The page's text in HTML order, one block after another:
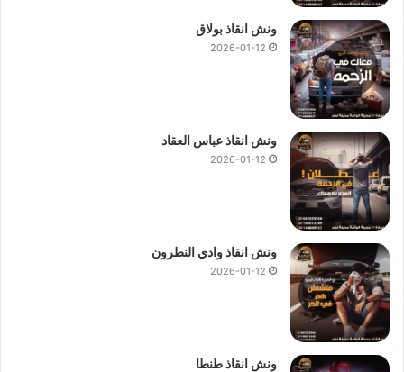
ونش انقاذ بولاق
2026-01-12
ونش انقاذ عباس العقاد
2026-01-12
ونش انقاذ وادي النطرون
2026-01-12
ونش انقاذ طنطا